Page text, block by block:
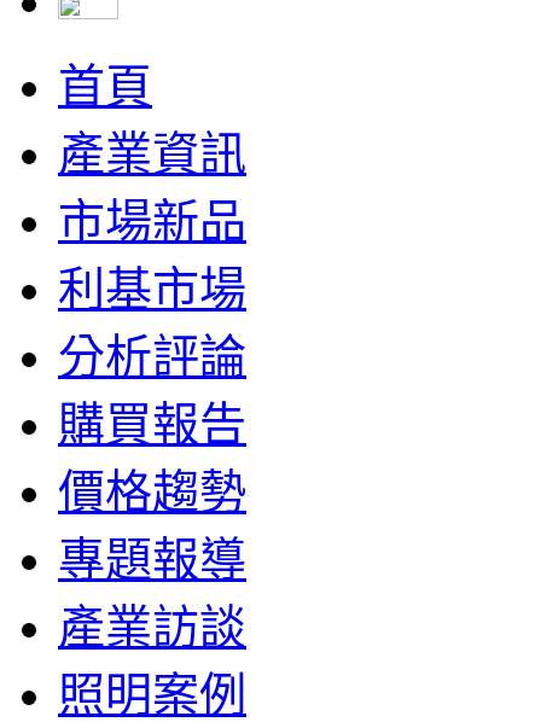
首頁
產業資訊
市場新品
利基市場
分析評論
購買報告
價格趨勢
專題報導
產業訪談
照明案例